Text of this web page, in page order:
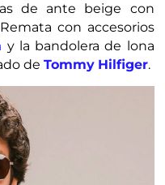
de ante beige con
con accesorios
y la bandolera de lona
deTommy Hilfiger.